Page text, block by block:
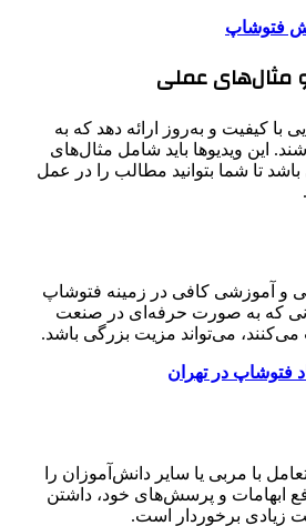
فتوشاپ
با کیفیت و به‌روز ارائه دهد که به
این ویدیوها باید شامل مثال‌های
تا شما بتوانید مطالب را در عمل
و آموزشی کافی در زمینه فتوشاپ
که به صورت حرفه‌ای در صنعت
می‌تواند مزیت بزرگی باشد.
فتوشاپ در تهران
با مربی یا سایر دانش‌آموزان را
ابهامات و پرسش‌های خود، داشتن
زیادی برخوردار است.